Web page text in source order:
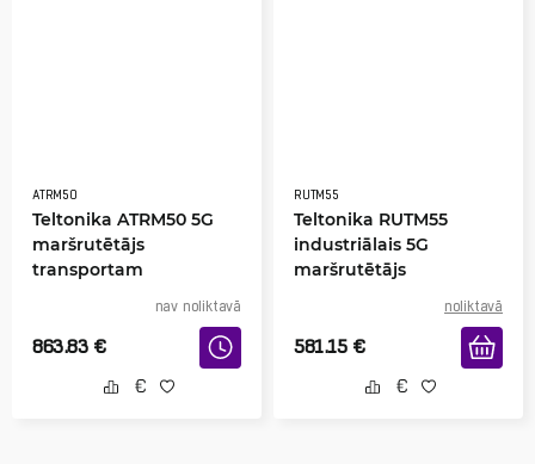
ATRM50
Teltonika ATRM50 5G
maršrutētājs
transportam
nav noliktavā
863.83 €
RUTM55
Teltonika RUTM55
industriālais 5G
maršrutētājs
noliktavā
581.15 €